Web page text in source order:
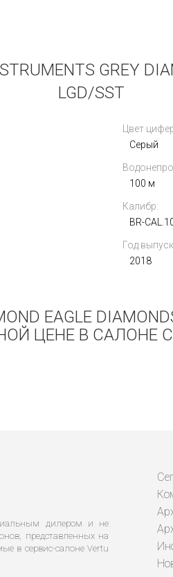
GREY
LGD/SST
Цвет
Серый
100 м
Калибр:
BR-
Год
2018
EAGLE
ЦЕНЕ В САЛОНЕ
дилером и не
представленных на
в сервис-салоне Vertu